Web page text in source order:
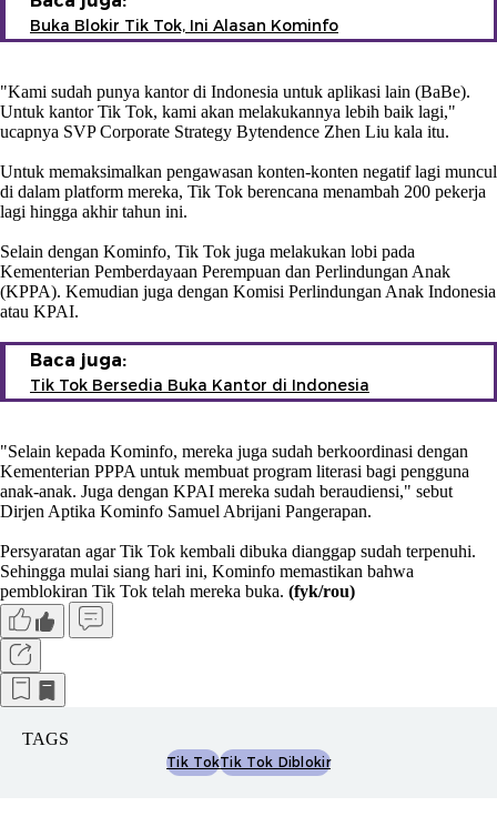
Buka Blokir Tik Tok, Ini Alasan Kominfo
"Kami sudah punya kantor di Indonesia untuk aplikasi lain (BaBe).
Untuk kantor Tik Tok, kami akan melakukannya lebih baik lagi,"
ucapnya SVP Corporate Strategy Bytendence Zhen Liu kala itu.
Untuk memaksimalkan pengawasan konten-konten negatif lagi muncul
di dalam platform mereka, Tik Tok berencana menambah 200 pekerja
lagi hingga akhir tahun ini.
Selain dengan Kominfo, Tik Tok juga melakukan lobi pada
Kementerian Pemberdayaan Perempuan dan Perlindungan Anak
(KPPA). Kemudian juga dengan Komisi Perlindungan Anak Indonesia
atau KPAI.
Baca juga:
Tik Tok Bersedia Buka Kantor di Indonesia
"Selain kepada Kominfo, mereka juga sudah berkoordinasi dengan
Kementerian PPPA untuk membuat program literasi bagi pengguna
anak-anak. Juga dengan KPAI mereka sudah beraudiensi," sebut
Dirjen Aptika Kominfo Samuel Abrijani Pangerapan.
Persyaratan agar Tik Tok kembali dibuka dianggap sudah terpenuhi.
Sehingga mulai siang hari ini, Kominfo memastikan bahwa
pemblokiran Tik Tok telah mereka buka. (fyk/rou)
TAGS
Tik TokTik Tok Diblokir